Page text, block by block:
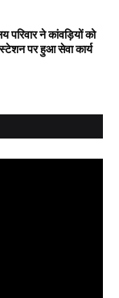
परिवार ने कांवड़ियों को
पर हुआ सेवा कार्य